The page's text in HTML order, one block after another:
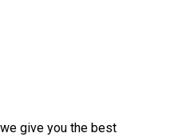
give you the best